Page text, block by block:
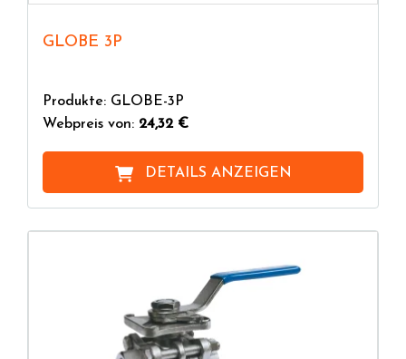
GLOBE 3P
Produkte: GLOBE-3P
Webpreis von: 24,32 €
DETAILS ANZEIGEN